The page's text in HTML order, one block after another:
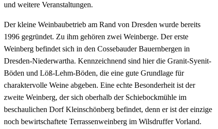
und weitere Veranstaltungen.
Der kleine Weinbaubetrieb am Rand von Dresden wurde bereits
1996 gegründet. Zu ihm gehören zwei Weinberge. Der erste
Weinberg befindet sich in den Cossebauder Bauernbergen in
Dresden-Niederwartha. Kennzeichnend sind hier die Granit-Syenit-
Böden und Löß-Lehm-Böden, die eine gute Grundlage für
charaktervolle Weine abgeben. Eine echte Besonderheit ist der
zweite Weinberg, der sich oberhalb der Schiebockmühle im
beschaulichen Dorf Kleinschönberg befindet, denn er ist der einzige
noch bewirtschaftete Terrassenweinberg im Wilsdruffer Vorland.